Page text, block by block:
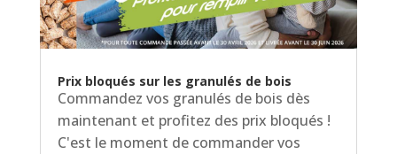
Prix bloqués sur les granulés de bois
Commandez vos granulés de bois dès
maintenant et profitez des prix bloqués !
C'est le moment de commander vos